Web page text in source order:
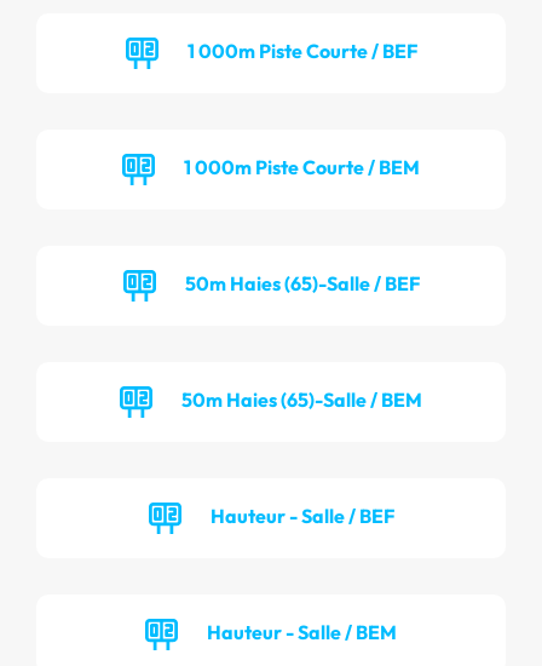
1 000m Piste Courte / BEF
1 000m Piste Courte / BEM
50m Haies (65)-Salle / BEF
50m Haies (65)-Salle / BEM
Hauteur - Salle / BEF
Hauteur - Salle / BEM